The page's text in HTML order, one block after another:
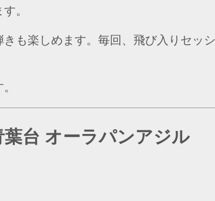
。
も楽しめます。毎回、飛び入りセッシ
台 オーラパンアジル